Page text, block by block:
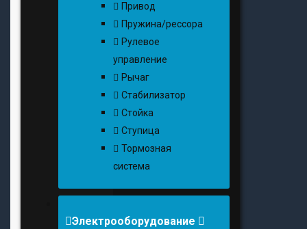
Привод
Пружина/рессора
Рулевое
управление
Рычаг
Стабилизатор
Стойка
Ступица
Тормозная
система
Электрооборудование